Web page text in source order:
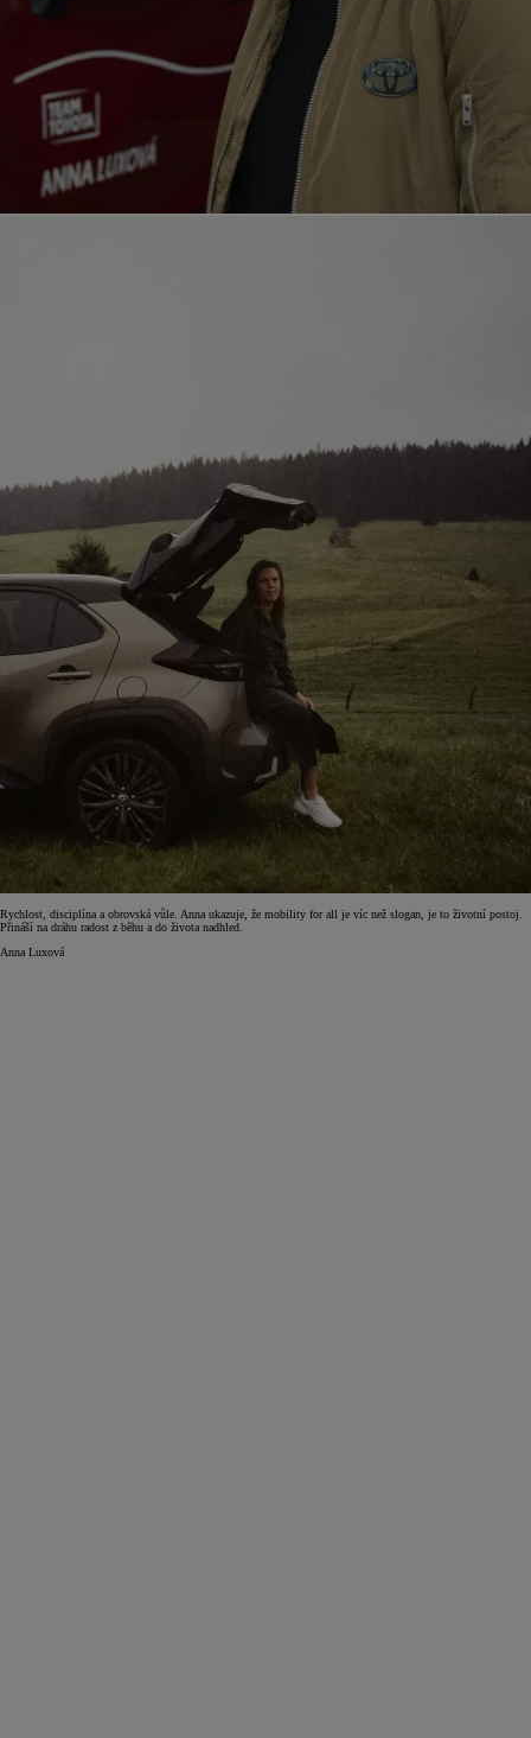
Rychlost, disciplína a obrovská vůle. Anna ukazuje, že mobility for all je víc než slogan, je to životní postoj.
Přináší na dráhu radost z běhu a do života nadhled.
Anna Luxová